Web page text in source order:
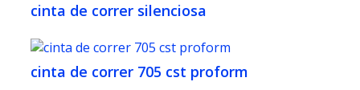
cinta de correr silenciosa
cinta de correr 705 cst proform